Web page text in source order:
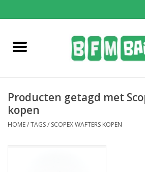
Home
Pop-Ups
Producten getagd met
kopen
HOME/TAGS/ SCOPEX WAFTERS KOPEN